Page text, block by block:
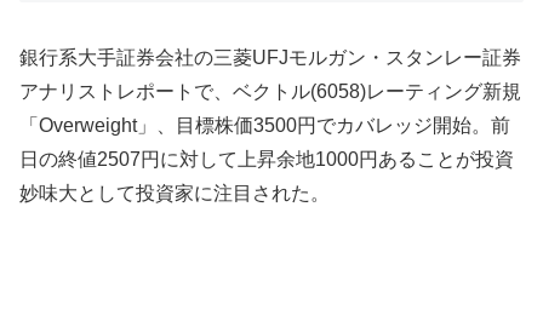
銀行系大手証券会社の三菱UFJモルガン・スタンレー証券
アナリストレポートで、ベクトル(6058)レーティング新規
「Overweight」、目標株価3500円でカバレッジ開始。前
日の終値2507円に対して上昇余地1000円あることが投資
妙味大として投資家に注目された。